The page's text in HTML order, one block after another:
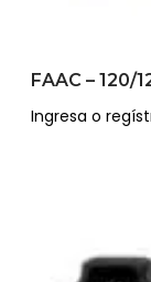
FAAC – 120/
Ingresa o